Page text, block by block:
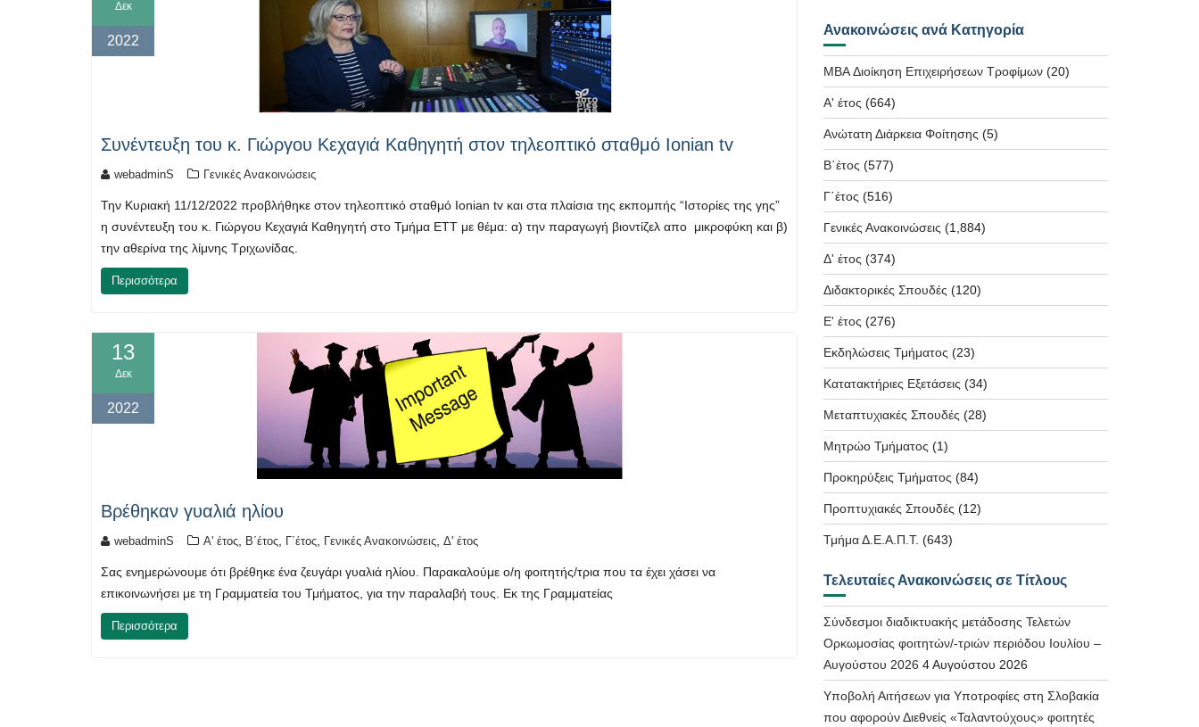
Δεκ
2022
Συνέντευξη του κ. Γιώργου Κεχαγιά Καθηγητή στον τηλεοπτικό σταθμό Ionian tv
webadminS Γενικές Ανακοινώσεις
Την Κυριακή 11/12/2022 προβλήθηκε στον τηλεοπτικό σταθμό Ionian tv και στα πλαίσια της εκπομπής “Ιστορίες της γης”
η συνέντευξη του κ. Γιώργου Κεχαγιά Καθηγητή στο Τμήμα ΕΤΤ με θέμα: α) την παραγωγή βιοντίζελ απο μικροφύκη και β)
την αθερίνα της λίμνης Τριχωνίδας.
Περισσότερα
13
Δεκ
2022
Βρέθηκαν γυαλιά ηλίου
webadminS Α' έτος, Β΄έτος, Γ΄έτος, Γενικές Ανακοινώσεις, Δ' έτος
Σας ενημερώνουμε ότι βρέθηκε ένα ζευγάρι γυαλιά ηλίου. Παρακαλούμε ο/η φοιτητής/τρια που τα έχει χάσει να
επικοινωνήσει με τη Γραμματεία του Τμήματος, για την παραλαβή τους. Εκ της Γραμματείας
Περισσότερα
Ανακοινώσεις ανά Κατηγορία
MBA Διοίκηση Επιχειρήσεων Τροφίμων(20)
Α' έτος (664)
Ανώτατη Διάρκεια Φοίτησης (5)
Β΄έτος (577)
Γ΄έτος (516)
Γενικές Ανακοινώσεις (1,884)
Δ' έτος (374)
Διδακτορικές Σπουδές (120)
Ε' έτος (276)
Εκδηλώσεις Τμήματος (23)
Κατατακτήριες Εξετάσεις (34)
Μεταπτυχιακές Σπουδές (28)
Μητρώο Τμήματος (1)
Προκηρύξεις Τμήματος (84)
Προπτυχιακές Σπουδές (12)
Τμήμα Δ.Ε.Α.Π.Τ. (643)
Τελευταίες Ανακοινώσεις σε Τίτλους
Σύνδεσμοι διαδικτυακής μετάδοσης Τελετών
Ορκωμοσίας φοιτητών/-τριών περιόδου Ιουλίου –
Αυγούστου 2026 4 Αυγούστου 2026
Υποβολή Αιτήσεων για Υποτροφίες στη Σλοβακία
που αφορούν Διεθνείς «Ταλαντούχους» φοιτητές